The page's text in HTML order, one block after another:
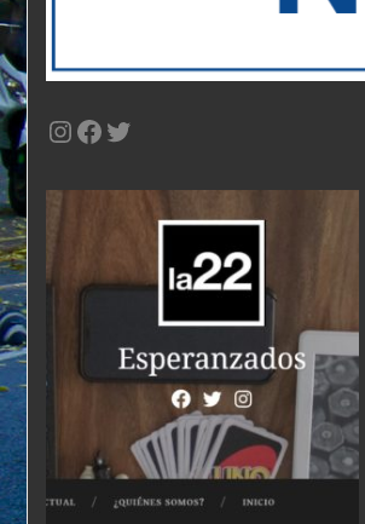
Instagram
Facebook
Twitter